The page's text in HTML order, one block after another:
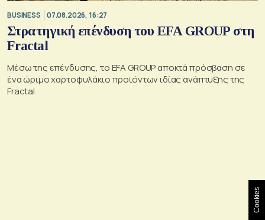
BUSINESS 07.08.2026, 16:27
Στρατηγική επένδυση του EFA GROUP στη
Fractal
Μέσω της επένδυσης, το EFA GROUP αποκτά πρόσβαση σε
ένα ώριμο χαρτοφυλάκιο προϊόντων ιδίας ανάπτυξης της
Fractal
Cookies